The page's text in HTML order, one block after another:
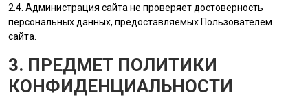
2.4. Администрация сайта не проверяет достоверность
персональных данных, предоставляемых Пользователем
сайта.
3. ПРЕДМЕТ ПОЛИТИКИ
КОНФИДЕНЦИАЛЬНОСТИ